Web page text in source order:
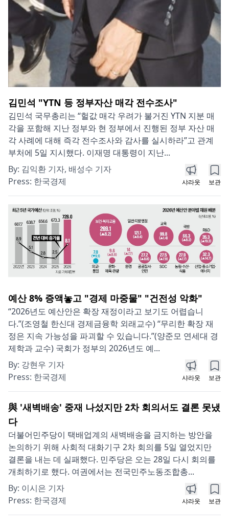
김민석 "YTN 등 정부자산 매각 전수조사"
김민석 국무총리는 “헐값 매각 우려가 불거진 YTN 지분 매
각을 포함해 지난 정부와 현 정부에서 진행된 정부 자산 매
각 사례에 대해 즉각 전수조사와 감사를 실시하라”고 관계
부처에 5일 지시했다. 이재명 대통령이 지난...
By: 김익환 기자, 배성수 기자
Press: 한국경제 샤라웃 보관
예산 8% 증액놓고 "경제 마중물" "건전성 악화"
“2026년도 예산안은 확장 재정이라고 보기도 어렵습니
다.”(조영철 한신대 경제금융학 외래교수) “무리한 확장 재
정은 지속 가능성을 파괴할 수 있습니다.”(양준모 연세대 경
제학과 교수) 국회가 정부의 2026년도 예...
By: 강현우 기자
Press: 한국경제 샤라웃 보관
與 '새벽배송' 중재 나섰지만 2차 회의서도 결론 못냈
다
더불어민주당이 택배업계의 새벽배송을 금지하는 방안을
논의하기 위해 사회적 대화기구 2차 회의를 5일 열었지만
결론을 내는 데 실패했다. 민주당은 오는 28일 다시 회의를
개최하기로 했다. 여권에서는 전국민주노동조합총...
By: 이시은 기자
Press: 한국경제 샤라웃 보관